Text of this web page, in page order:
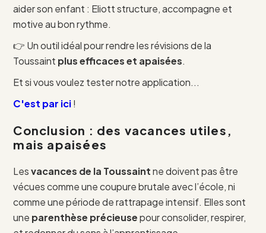
aider son enfant : Eliott structure, accompagne et
motive au bon rythme.
👉 Un outil idéal pour rendre les révisions de la
Toussaint plus efficaces et apaisées.
Et si vous voulez tester notre application...
C'est par ici!
Conclusion : des vacances utiles,
mais apaisées
Lesvacances de la Toussaintne doivent pas être
vécues comme une coupure brutale avec l’école, ni
comme une période de rattrapage intensif. Elles sont
une parenthèse précieusepour consolider, respirer,